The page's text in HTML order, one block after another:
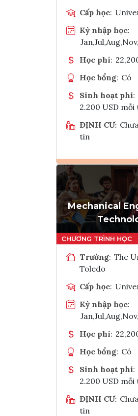
Cấp học:
Kỳ nhập học:
Học phí:
Học bổng: Có
Sinh hoạt phí:
2.200 USD mỗi
ĐỊNH CƯ:
tin
Ghi
Mechanical
Trường: The
Toledo
Cấp học:
Kỳ nhập học:
Học phí:
Học bổng: Có
Sinh hoạt phí:
2.200 USD mỗi
ĐỊNH CƯ:
tin